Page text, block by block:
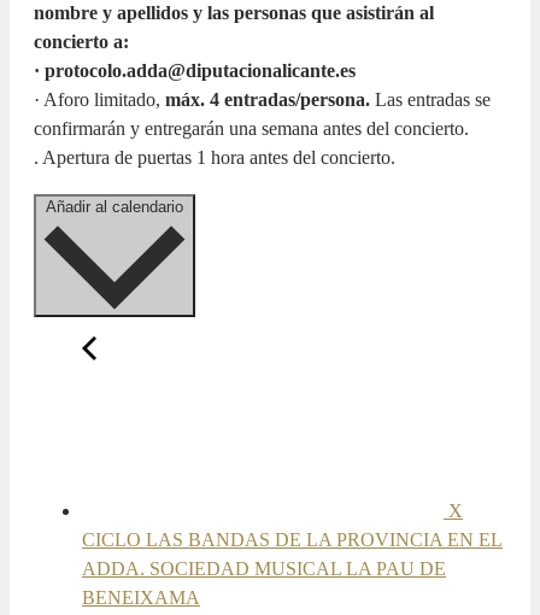
nombre y apellidos y las personas que asistirán al
concierto a:
· protocolo.adda@diputacionalicante.es
· Aforo limitado, máx. 4 entradas/persona. Las entradas se
confirmarán y entregarán una semana antes del concierto.
. Apertura de puertas 1 hora antes del concierto.
X
CICLO LAS BANDAS DE LA PROVINCIA EN EL
ADDA. SOCIEDAD MUSICAL LA PAU DE
BENEIXAMA